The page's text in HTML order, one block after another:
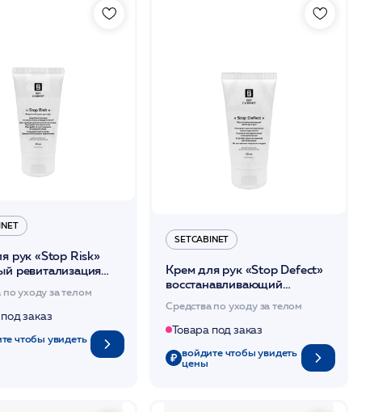
рук «Stop Risk»
ревитализация
по уходу за телом
заказ
чтобы увидеть
SETCABINET
Крем для рук «Stop Defect»
восстанавливающий
регенерация заживление
50мл /SetCabinet
Средства по уходу за телом
Товара под заказ
войдите чтобы увидеть
цены